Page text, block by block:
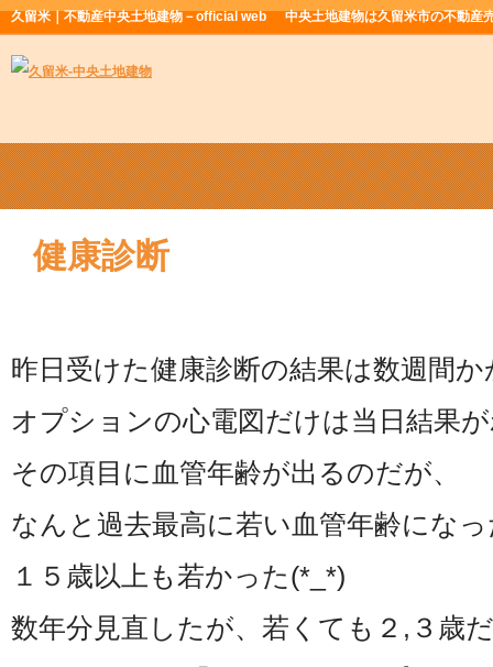
久留米｜不動産中央土地建物－official web 中央土地建物は久留米市の不動産
健康診断
昨日受けた健康診断の結果は数週間
オプションの心電図だけは当日結果
その項目に血管年齢が出るのだが、
なんと過去最高に若い血管年齢にな
１５歳以上も若かった(*_*)
数年分見直したが、若くても２,３歳